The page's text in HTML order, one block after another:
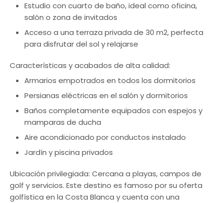
Estudio con cuarto de baño, ideal como oficina,
salón o zona de invitados
Acceso a una terraza privada de 30 m2, perfecta
para disfrutar del sol y relajarse
Características y acabados de alta calidad:
Armarios empotrados en todos los dormitorios
Persianas eléctricas en el salón y dormitorios
Baños completamente equipados con espejos y
mamparas de ducha
Aire acondicionado por conductos instalado
Jardín y piscina privados
Ubicación privilegiada: Cercana a playas, campos de
golf y servicios. Este destino es famoso por su oferta
golfística en la Costa Blanca y cuenta con una